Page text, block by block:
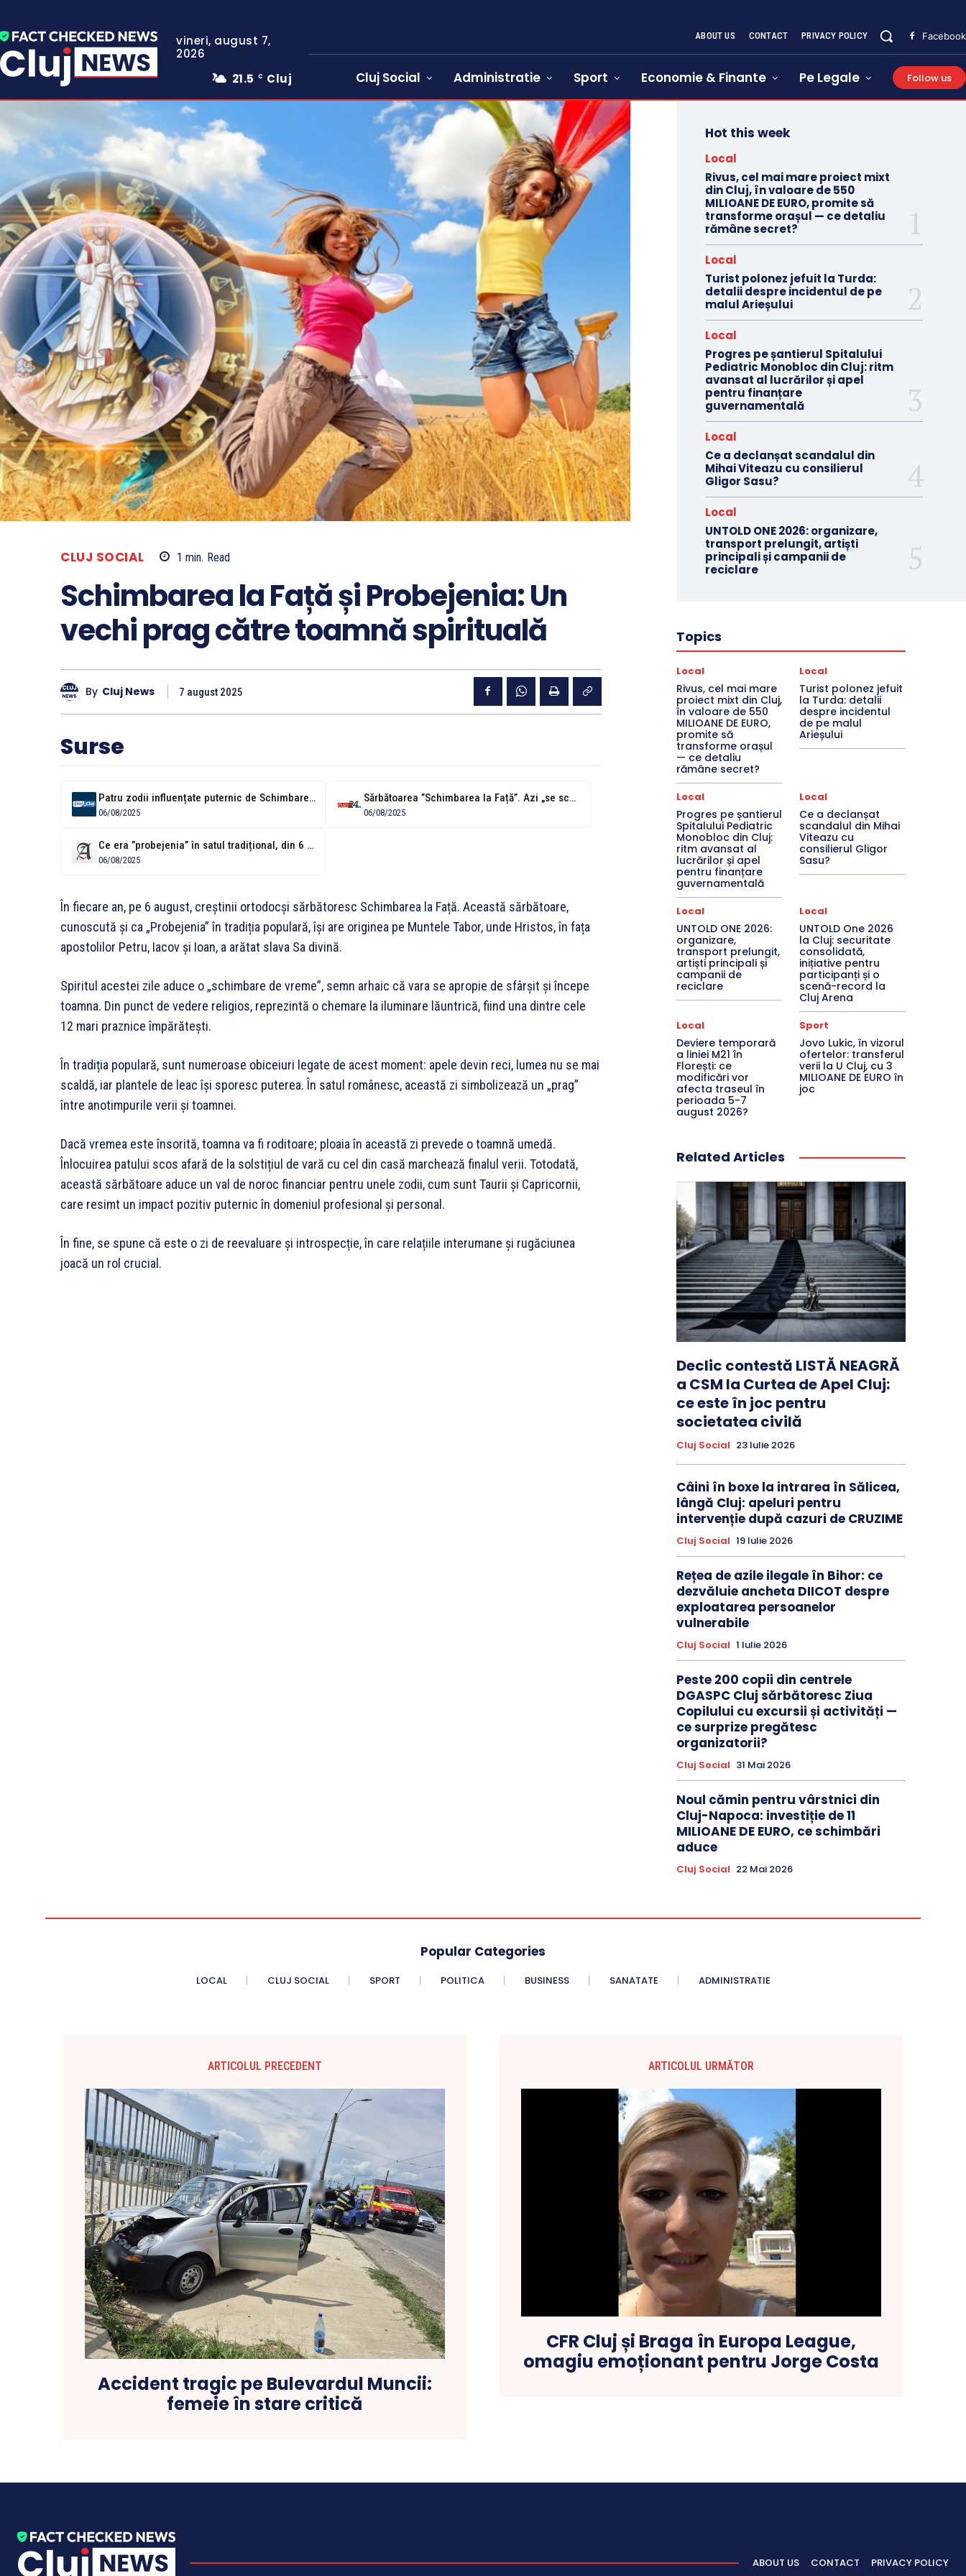
vineri, august 7,
2026
21.5
C Cluj
ABOUT US CONTACT PRIVACY POLICY Facebook
Cluj Social Administratie Sport Economie & Finante Pe Legale Follow us
CLUJ SOCIAL 1 min. Read
Schimbarea la Față și Probejenia: Un
vechi prag către toamnă spirituală
By Cluj News 7 august 2025
Surse
Patru zodii influențate puternic de Schimbarea la Față, de astăzi: Sărbătoarea creștină...
06/08/2025
Sărbătoarea ”Schimbarea la Față”. Azi „se schimbă vremea”, semn că vara se...
06/08/2025
Ce era ”probejenia” în satul tradițional, din 6 august: era o punte...
06/08/2025
În fiecare an, pe 6 august, creștinii ortodocși sărbătoresc Schimbarea la Față. Această sărbătoare,
cunoscută și ca „Probejenia” în tradiția populară, își are originea pe Muntele Tabor, unde Hristos, în fața
apostolilor Petru, Iacov și Ioan, a arătat slava Sa divină.
Spiritul acestei zile aduce o „schimbare de vreme”, semn arhaic că vara se apropie de sfârșit și începe
toamna. Din punct de vedere religios, reprezintă o chemare la iluminare lăuntrică, fiind una dintre cele
12 mari praznice împărătești.
În tradiția populară, sunt numeroase obiceiuri legate de acest moment: apele devin reci, lumea nu se mai
scaldă, iar plantele de leac își sporesc puterea. În satul românesc, această zi simbolizează un „prag”
între anotimpurile verii și toamnei.
Dacă vremea este însorită, toamna va fi roditoare; ploaia în această zi prevede o toamnă umedă.
Înlocuirea patului scos afară de la solstițiul de vară cu cel din casă marchează finalul verii. Totodată,
această sărbătoare aduce un val de noroc financiar pentru unele zodii, cum sunt Taurii și Capricornii,
care resimt un impact pozitiv puternic în domeniul profesional și personal.
În fine, se spune că este o zi de reevaluare și introspecție, în care relațiile interumane și rugăciunea
joacă un rol crucial.
Hot this week
Local
Rivus, cel mai mare proiect mixt
din Cluj, în valoare de 550
MILIOANE DE EURO, promite să
transforme orașul — ce detaliu
rămâne secret?
Local
Turist polonez jefuit la Turda:
detalii despre incidentul de pe
malul Arieșului
Local
Progres pe șantierul Spitalului
Pediatric Monobloc din Cluj: ritm
avansat al lucrărilor și apel
pentru finanțare
guvernamentală
Local
Ce a declanșat scandalul din
Mihai Viteazu cu consilierul
Gligor Sasu?
Local
UNTOLD ONE 2026: organizare,
transport prelungit, artiști
principali și campanii de
reciclare
Topics
Local
Rivus, cel mai mare
proiect mixt din Cluj,
în valoare de 550
MILIOANE DE EURO,
promite să
transforme orașul
— ce detaliu
rămâne secret?
Local
Turist polonez jefuit
la Turda: detalii
despre incidentul
de pe malul
Arieșului
Local
Progres pe șantierul
Spitalului Pediatric
Monobloc din Cluj:
ritm avansat al
lucrărilor și apel
pentru finanțare
guvernamentală
Local
Ce a declanșat
scandalul din Mihai
Viteazu cu
consilierul Gligor
Sasu?
Local
UNTOLD ONE 2026:
organizare,
transport prelungit,
artiști principali și
campanii de
reciclare
Local
UNTOLD One 2026
la Cluj: securitate
consolidată,
inițiative pentru
participanți și o
scenă-record la
Cluj Arena
Local
Deviere temporară
a liniei M21 în
Florești: ce
modificări vor
afecta traseul în
perioada 5-7
august 2026?
Sport
Jovo Lukic, în vizorul
ofertelor: transferul
verii la U Cluj, cu 3
MILIOANE DE EURO în
joc
Related Articles
Declic contestă LISTĂ NEAGRĂ
a CSM la Curtea de Apel Cluj:
ce este în joc pentru
societatea civilă
Cluj Social 23 Iulie 2026
Câini în boxe la intrarea în Sălicea,
lângă Cluj: apeluri pentru
intervenție după cazuri de CRUZIME
Cluj Social 19 Iulie 2026
Rețea de azile ilegale în Bihor: ce
dezvăluie ancheta DIICOT despre
exploatarea persoanelor
vulnerabile
Cluj Social 1 Iulie 2026
Peste 200 copii din centrele
DGASPC Cluj sărbătoresc Ziua
Copilului cu excursii și activități —
ce surprize pregătesc
organizatorii?
Cluj Social 31 Mai 2026
Noul cămin pentru vârstnici din
Cluj-Napoca: investiție de 11
MILIOANE DE EURO, ce schimbări
aduce
Cluj Social 22 Mai 2026
Popular Categories
LOCAL CLUJ SOCIAL SPORT POLITICA BUSINESS SANATATE ADMINISTRATIE
ARTICOLUL PRECEDENT
Accident tragic pe Bulevardul Muncii:
femeie în stare critică
ARTICOLUL URMĂTOR
CFR Cluj și Braga în Europa League,
omagiu emoționant pentru Jorge Costa
ABOUT US CONTACT PRIVACY POLICY